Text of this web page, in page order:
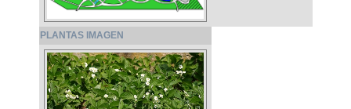
PLANTAS IMAGEN